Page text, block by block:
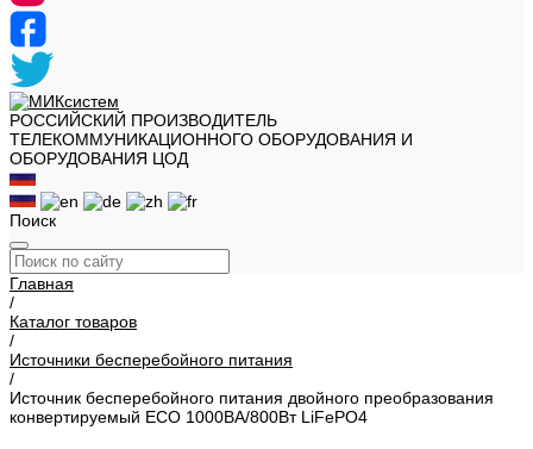
РОССИЙСКИЙ ПРОИЗВОДИТЕЛЬ
ТЕЛЕКОММУНИКАЦИОННОГО ОБОРУДОВАНИЯ И
ОБОРУДОВАНИЯ ЦОД
Поиск
Главная
/
Каталог товаров
/
Источники бесперебойного питания
/
Источник бесперебойного питания двойного преобразования
конвертируемый ECO 1000ВА/800Вт LiFePO4